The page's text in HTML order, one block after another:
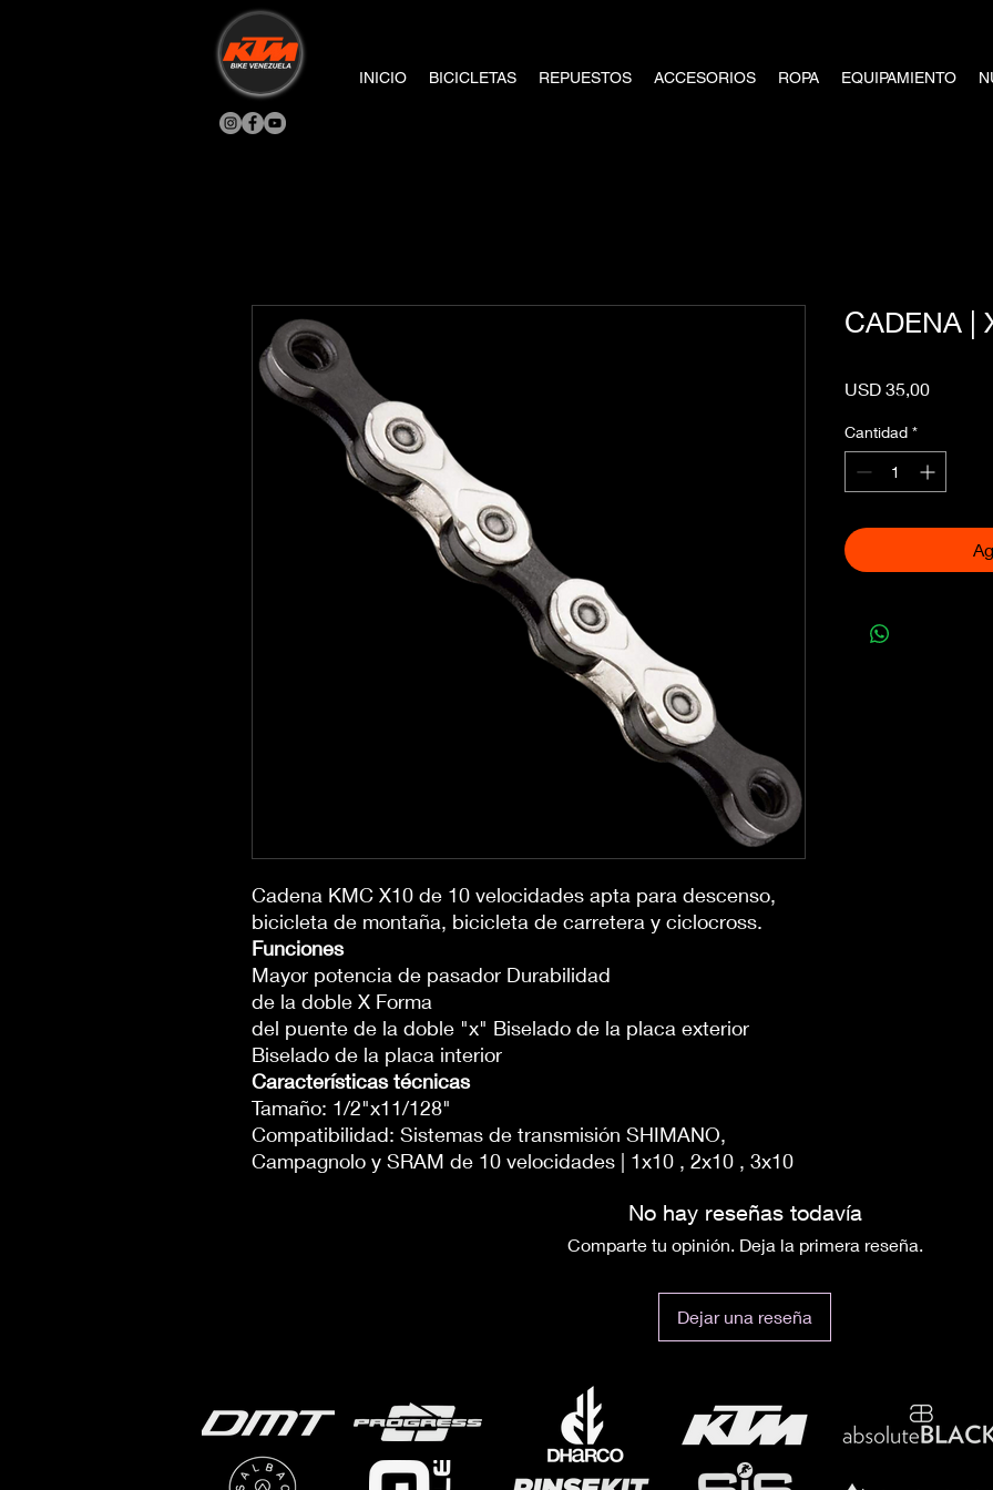
INICIO BICICLETAS REPUESTOS ACCESORIOS ROPA EQUIPAMIENTO
Cadena KMC X10 de 10 velocidades apta para descenso,
bicicleta de montaña, bicicleta de carretera y ciclocross.
Funciones
Mayor potencia de pasador Durabilidad
de la doble X Forma
del puente de la doble "x" Biselado de la placa exterior
Biselado de la placa interior
Características técnicas
Tamaño: 1/2"x11/128"
Compatibilidad: Sistemas de transmisión SHIMANO,
Campagnolo y SRAM de 10 velocidades | 1x10 , 2x10 , 3x10
CADENA |
USD 35,00Precio
Cantidad *
No hay reseñas todavía
Comparte tu opinión. Deja la primera reseña.
Dejar una reseña